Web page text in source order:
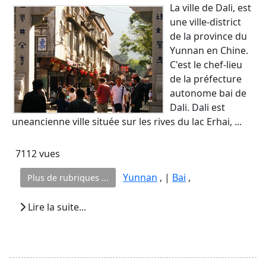
La ville de Dali, est
une ville-district
de la province du
Yunnan en Chine.
C'est le chef-lieu
de la préfecture
autonome bai de
Dali. Dali est
uneancienne ville située sur les rives du lac Erhai, ...
7112 vues
Plus de rubriques ... Yunnan , | Bai ,
Lire la suite...